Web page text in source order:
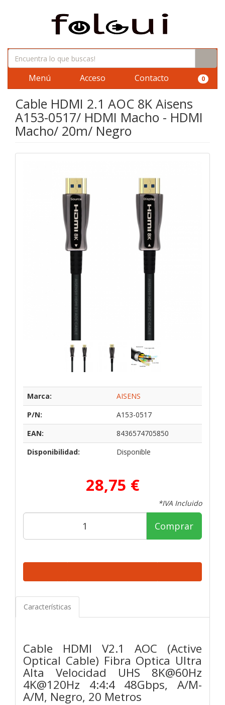
Menú Acceso Contacto 0
Cable HDMI 2.1 AOC 8K Aisens
A153-0517/ HDMI Macho - HDMI
Macho/ 20m/ Negro
Marca:
AISENS
P/N:
A153-0517
EAN:
8436574705850
Disponibilidad:
Disponible
28,75 €
*IVA Incluido
Comprar
Características
Cable HDMI V2.1 AOC (Active
Optical Cable) Fibra Optica Ultra
Alta Velocidad UHS 8K@60Hz
4K@120Hz 4:4:4 48Gbps, A/M-
A/M, Negro, 20 Metros